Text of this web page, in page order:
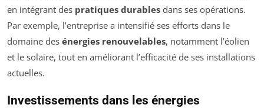
en intégrant des pratiques durables dans ses opérations.
Par exemple, l’entreprise a intensifié ses efforts dans le
domaine des énergies renouvelables, notamment l’éolien
et le solaire, tout en améliorant l’efficacité de ses installations
actuelles.
Investissements dans les énergies